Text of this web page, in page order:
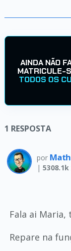
AINDA NÃO
MATRICULE-
TODOS OS
1 RESPOSTA
por
| 5308.1k
Fala ai Maria,
Repare na